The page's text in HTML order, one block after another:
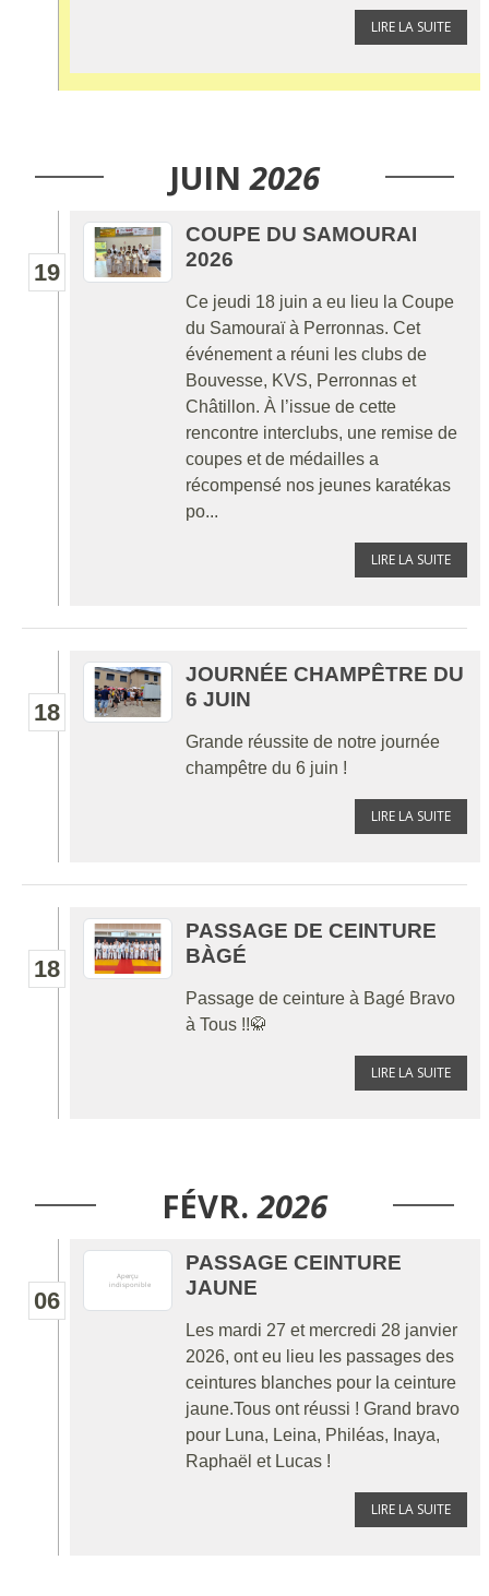
LIRE LA SUITE
JUIN 2026
19
COUPE DU SAMOURAI
2026
Ce jeudi 18 juin a eu lieu la Coupe
du Samouraï à Perronnas. Cet
événement a réuni les clubs de
Bouvesse, KVS, Perronnas et
Châtillon. À l’issue de cette
rencontre interclubs, une remise de
coupes et de médailles a
récompensé nos jeunes karatékas
po...
LIRE LA SUITE
18
JOURNÉE CHAMPÊTRE DU
6 JUIN
Grande réussite de notre journée
champêtre du 6 juin !
LIRE LA SUITE
18
PASSAGE DE CEINTURE
BÀGÉ
Passage de ceinture à Bagé Bravo
à Tous !!🥋
LIRE LA SUITE
FÉVR. 2026
06
PASSAGE CEINTURE
JAUNE
Les mardi 27 et mercredi 28 janvier
2026, ont eu lieu les passages des
ceintures blanches pour la ceinture
jaune.Tous ont réussi ! Grand bravo
pour Luna, Leina, Philéas, Inaya,
Raphaël et Lucas !
LIRE LA SUITE